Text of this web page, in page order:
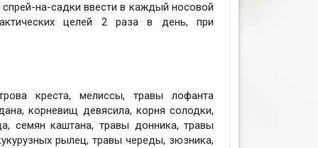
на-садки ввести в каждый носовой
целей 2 раза в день, при
креста, мелиссы, травы лофанта
корневищ девясила, корня солодки,
семян каштана, травы донника, травы
рылец, травы череды, зюзника,